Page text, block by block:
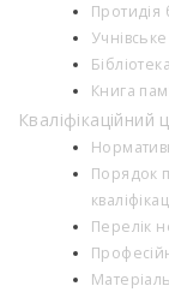
Протидія
Бібліотека
Книга
Кваліфікаційний
Порядок
Перелік